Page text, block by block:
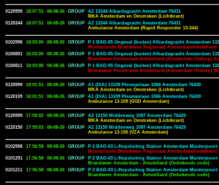
0120999 18:07:51 08-08-26 GROUP
A2 13344 Albardagracht Amsterdam 76431
MKA Amsterdam en Omstreken (Lichtkrant)
0120344
18:07:51 08-08-26 GROUP
A2 13344 Albardagracht Amsterdam 76431
Ambulance Amsterdam (Rapid Responder 13-344)
0102998 18:03:00 08-08-26 GROUP
P 1 BAD-05 Ongeval (buiten) Albardagracht Amsterdam
Monitorcode Brandweer Regionaal AmsterdamAmstelland
0100891
18:03:00 08-08-26 GROUP
P 1 BAD-05 Ongeval (buiten) Albardagracht Amsterdam
Brandweer Amsterdam-Amstelland (Amsterdam Osdorp)
0100811
18:03:00 08-08-26 GROUP
P 1 BAD-05 Ongeval (buiten) Albardagracht Amsterdam
Brandweer Amsterdam-Amstelland (Amsterdam Osdorp)
0120999 18:01:51 08-08-26 GROUP
A1 (DIA) 13109 Plesmanlaan 1066 Amsterdam 76430
MKA Amsterdam en Omstreken (Lichtkrant)
0120109
18:01:51 08-08-26 GROUP
A1 (DIA) 13109 Plesmanlaan 1066 Amsterdam 76430
Ambulance 13-109 (GGD Amsterdam)
0120999 17:59:02 08-08-26 GROUP
A2 13150 Middenweg 1097 Amsterdam 76429
MKA Amsterdam en Omstreken (Lichtkrant)
0120150
17:59:02 08-08-26 GROUP
A2 13150 Middenweg 1097 Amsterdam 76429
Ambulance 13-150 (VZA Amsterdam)
0102998 17:56:58 08-08-26 GROUP
P 2 BAD-03 Liftopsluiting Station Amsterdam Muiderpoort
Monitorcode Brandweer Regionaal AmsterdamAmstelland
0101291
17:56:58 08-08-26 GROUP
P 2 BAD-03 Liftopsluiting Station Amsterdam Muiderpoort
Brandweer Amsterdam - Amstelland (Onbekende code)
0101211
17:56:58 08-08-26 GROUP
P 2 BAD-03 Liftopsluiting Station Amsterdam Muiderpoort
Brandweer Amsterdam - Amstelland (Onbekende code)